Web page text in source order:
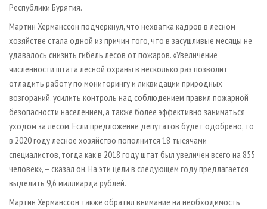
Республики Бурятия.
Мартин Херманссон подчеркнул, что нехватка кадров в лесном
хозяйстве стала одной из причин того, что в засушливые месяцы не
удавалось снизить гибель лесов от пожаров. «Увеличение
численности штата лесной охраны в несколько раз позволит
отладить работу по мониторингу и ликвидации природных
возгораний, усилить контроль над соблюдением правил пожарной
безопасности населением, а также более эффективно заниматься
уходом за лесом. Если предложение депутатов будет одобрено, то
в 2020 году лесное хозяйство пополнится 18 тысячами
специалистов, тогда как в 2018 году штат был увеличен всего на 855
человек», – сказал он. На эти цели в следующем году предлагается
выделить 9,6 миллиарда рублей.
Мартин Херманссон также обратил внимание на необходимость